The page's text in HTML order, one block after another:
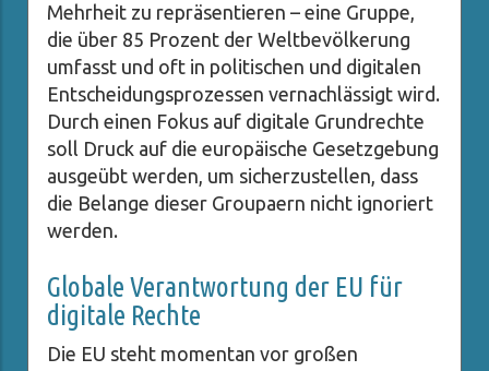
Mehrheit zu repräsentieren – eine Gruppe,
die über 85 Prozent der Weltbevölkerung
umfasst und oft in politischen und digitalen
Entscheidungsprozessen vernachlässigt wird.
Durch einen Fokus auf digitale Grundrechte
soll Druck auf die europäische Gesetzgebung
ausgeübt werden, um sicherzustellen, dass
die Belange dieser Groupaern nicht ignoriert
werden.
Globale Verantwortung der EU für
digitale Rechte
Die EU steht momentan vor großen